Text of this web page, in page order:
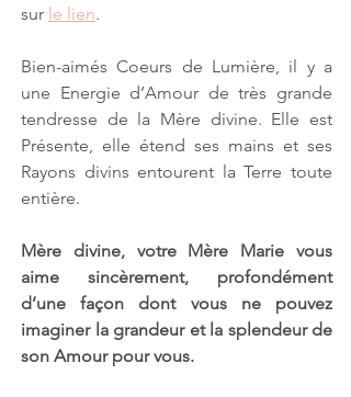
sur le lien.
Bien-aimés Coeurs de Lumière, il y a
une Energie d’Amour de très grande
tendresse de la Mère divine. Elle est
Présente, elle étend ses mains et ses
Rayons divins entourent la Terre toute
entière.
Mère divine, votre Mère Marie vous
aime sincèrement, profondément
d’une façon dont vous ne pouvez
imaginer la grandeur et la splendeur de
son Amour pour vous.